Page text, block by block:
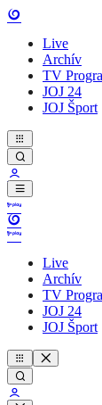
Live
Archív
TV
JOJ 24
JOJ Šport
Live
Archív
TV
JOJ 24
JOJ Šport